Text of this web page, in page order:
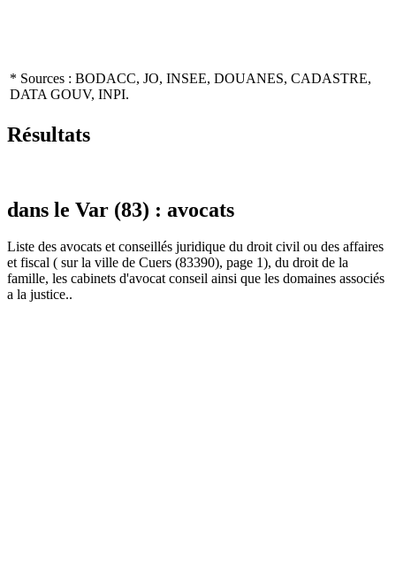
* Sources : BODACC, JO, INSEE, DOUANES, CADASTRE,
DATA GOUV, INPI.
Résultats
dans le Var (83) : avocats
Liste des avocats et conseillés juridique du droit civil ou des affaires
et fiscal ( sur la ville de Cuers (83390), page 1), du droit de la
famille, les cabinets d'avocat conseil ainsi que les domaines associés
a la justice..